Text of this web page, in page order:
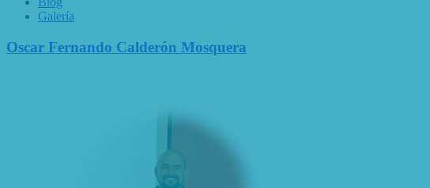
Galería
Oscar Fernando Calderón Mosquera